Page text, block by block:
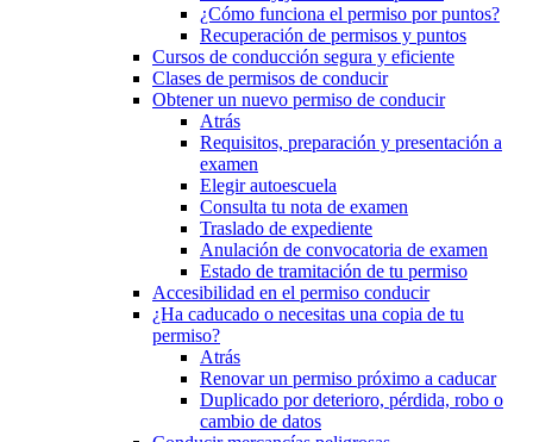
¿Cómo funciona el permiso por puntos?
Recuperación de permisos y puntos
Cursos de conducción segura y eficiente
Clases de permisos de conducir
Obtener un nuevo permiso de conducir
Atrás
Requisitos, preparación y presentación a
examen
Elegir autoescuela
Consulta tu nota de examen
Traslado de expediente
Anulación de convocatoria de examen
Estado de tramitación de tu permiso
Accesibilidad en el permiso conducir
¿Ha caducado o necesitas una copia de tu
permiso?
Atrás
Renovar un permiso próximo a caducar
Duplicado por deterioro, pérdida, robo o
cambio de datos